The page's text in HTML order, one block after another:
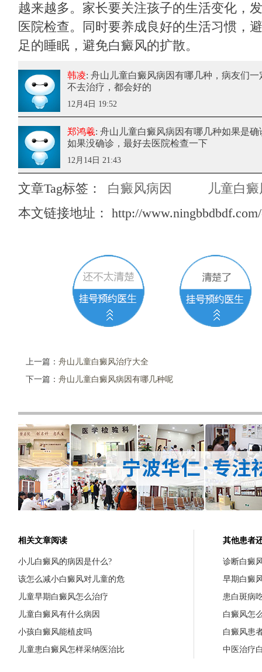
越来越多。家长要关注孩子的生活变化，
医院检查。同时要养成良好的生活习惯，
足的睡眠，避免白癜风的扩散。
韩凌: 舟山儿童白癜风病因有哪几种 ，病友们
不去治疗，都会好的
12月4日 19:52
郑鸿羲: 舟山儿童白癜风病因有哪几种如果是确
如果没确诊，最好去医院检查一下
12月14日 21:43
文章Tag标签： 白癜风病因
儿童白
本文链接地址： http://
上一篇： 舟山儿童白癜风治疗大全
下一篇： 舟山儿童白癜风病因有哪几种呢
相关文章阅读
小儿白癜风的病因是什么?
该怎么减小白癜风对儿童的危
儿童早期白癜风怎么治疗
儿童白癜风有什么病因
小孩白癜风能植皮吗
儿童患白癜风怎样采纳医治比
其他患者
诊断白癜
早期白癜
患白斑病
白癜风怎
白癜风患
中医治疗